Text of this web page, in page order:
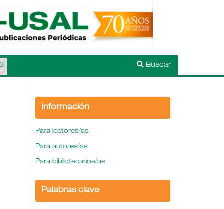
Buscar
Información
Para lectores/as
Para autores/as
Para bibliotecarios/as
Palabras clave